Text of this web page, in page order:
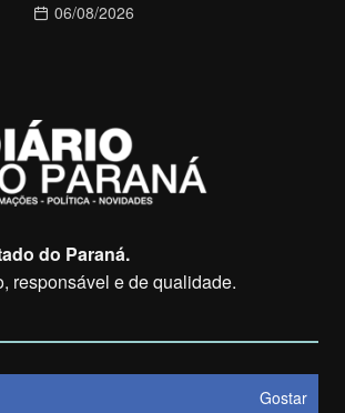
06/08/2026
do Paraná.
responsável e de qualidade.
Gostar